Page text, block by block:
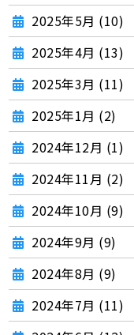
2025年5月 (10)
2025年4月 (13)
2025年3月 (11)
2025年1月 (2)
2024年12月 (1)
2024年11月 (2)
2024年10月 (9)
2024年9月 (9)
2024年8月 (9)
2024年7月 (11)